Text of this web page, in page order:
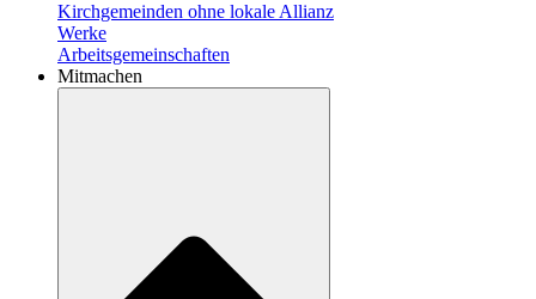
Kirchgemeinden ohne lokale Allianz
Werke
Arbeitsgemeinschaften
Mitmachen